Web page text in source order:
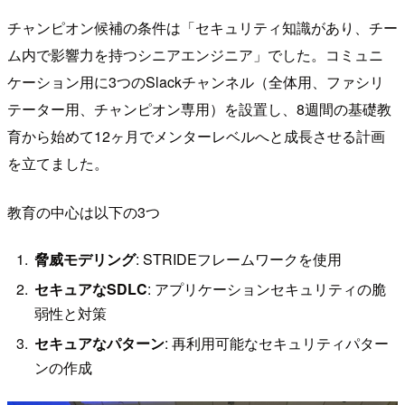
チャンピオン候補の条件は「セキュリティ知識があり、チー
ム内で影響力を持つシニアエンジニア」でした。コミュニ
ケーション用に3つのSlackチャンネル（全体用、ファシリ
テーター用、チャンピオン専用）を設置し、8週間の基礎教
育から始めて12ヶ月でメンターレベルへと成長させる計画
を立てました。
教育の中心は以下の3つ
脅威モデリング: STRIDEフレームワークを使用
セキュアなSDLC: アプリケーションセキュリティの脆
弱性と対策
セキュアなパターン: 再利用可能なセキュリティパター
ンの作成